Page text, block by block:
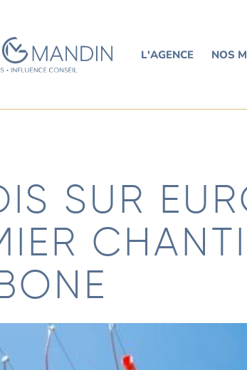
L'AGENCE NOS
SUR